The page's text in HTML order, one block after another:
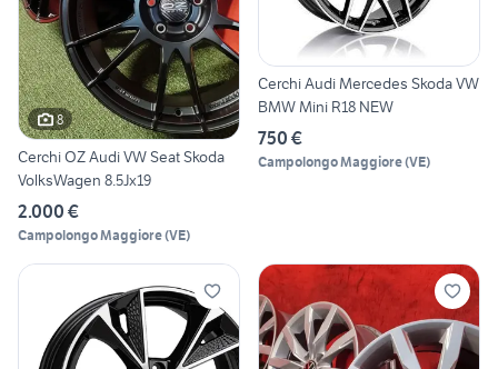
8
Cerchi OZ Audi VW Seat Skoda
VolksWagen 8.5Jx19
2.000 €
Campolongo Maggiore(VE)
Cerchi Audi Mercedes Skoda VW
BMW Mini R18 NEW
750 €
Campolongo Maggiore(VE)